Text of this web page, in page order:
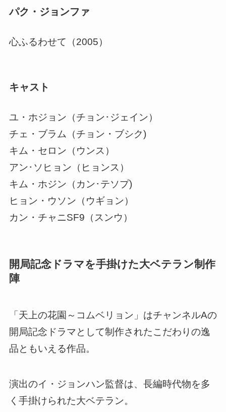
パク・ジョンファ
心ふるわせて（2005）
キャスト
ユ・ホジョン（チョン･ジェイン）
チェ・ブラム（チョン・ブシク)
キム・セロン（ウンス）
アン･ソヒョン（ヒョンス）
キム・ホジン（カン･テソプ)
ヒョン・ウソン（ウギョン）
カン・チャニSF9（スンウ）
開局記念ドラマを手掛けた大ベテラン制作
陣
「天上の花園～コムベリョン」はチャンネルAの
開局記念ドラマとして制作されたこだわりの逸
品ともいえる作品。
演出のイ・ジョンハン監督は、長編時代物を多
く手掛けられた大ベテラン。